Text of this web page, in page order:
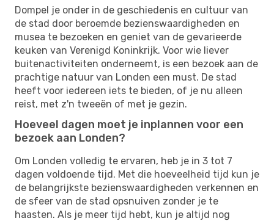
Dompel je onder in de geschiedenis en cultuur van
de stad door beroemde bezienswaardigheden en
musea te bezoeken en geniet van de gevarieerde
keuken van Verenigd Koninkrijk. Voor wie liever
buitenactiviteiten onderneemt, is een bezoek aan de
prachtige natuur van Londen een must. De stad
heeft voor iedereen iets te bieden, of je nu alleen
reist, met z'n tweeën of met je gezin.
Hoeveel dagen moet je inplannen voor een
bezoek aan Londen?
Om Londen volledig te ervaren, heb je in 3 tot 7
dagen voldoende tijd. Met die hoeveelheid tijd kun je
de belangrijkste bezienswaardigheden verkennen en
de sfeer van de stad opsnuiven zonder je te
haasten. Als je meer tijd hebt, kun je altijd nog